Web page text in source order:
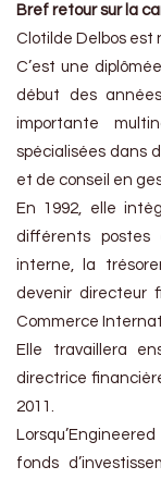
Bref retour sur la
Clotilde Delbos est
C’est une
début des
importante
spécialisées dans
et de conseil en
En 1992, elle
différents postes
interne, la
devenir directeur
Commerce
Elle travaillera
directrice
2011.
fonds